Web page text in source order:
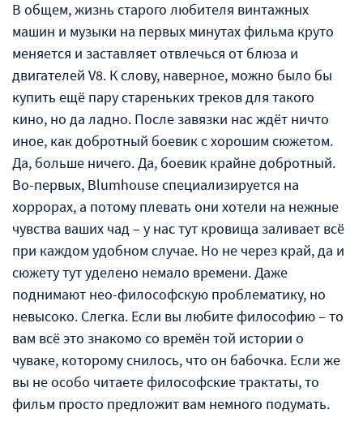
В общем, жизнь старого любителя винтажных
машин и музыки на первых минутах фильма круто
меняется и заставляет отвлечься от блюза и
двигателей V8. К слову, наверное, можно было бы
купить ещё пару стареньких треков для такого
кино, но да ладно. После завязки нас ждёт ничто
иное, как добротный боевик с хорошим сюжетом.
Да, больше ничего. Да, боевик крайне добротный.
Во-первых, Blumhouse специализируется на
хоррорах, а потому плевать они хотели на нежные
чувства ваших чад – у нас тут кровища заливает всё
при каждом удобном случае. Но не через край, да и
сюжету тут уделено немало времени. Даже
поднимают нео-философскую проблематику, но
невысоко. Слегка. Если вы любите философию – то
вам всё это знакомо со времён той истории о
чуваке, которому снилось, что он бабочка. Если же
вы не особо читаете философские трактаты, то
фильм просто предложит вам немного подумать.